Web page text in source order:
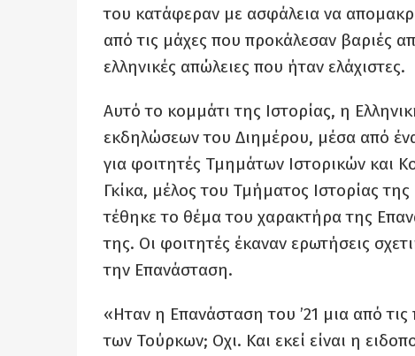
του κατάφεραν με ασφάλεια να
από τις μάχες που προκάλεσαν βαριές
ελληνικές απώλειες που ήταν ελάχιστες.
Αυτό το κομμάτι της Ιστορίας, η
εκδηλώσεων του Διημέρου, μέσα από
για φοιτητές Τμημάτων Ιστορικών και
Γκίκα, μέλος του Τμήματος Ιστορίας
τέθηκε το θέμα του χαρακτήρα της
της. Οι φοιτητές έκαναν ερωτήσεις
την Επανάσταση.
«Ηταν η Επανάσταση του ’21 μια από
των Τούρκων; Οχι. Και εκεί είναι η